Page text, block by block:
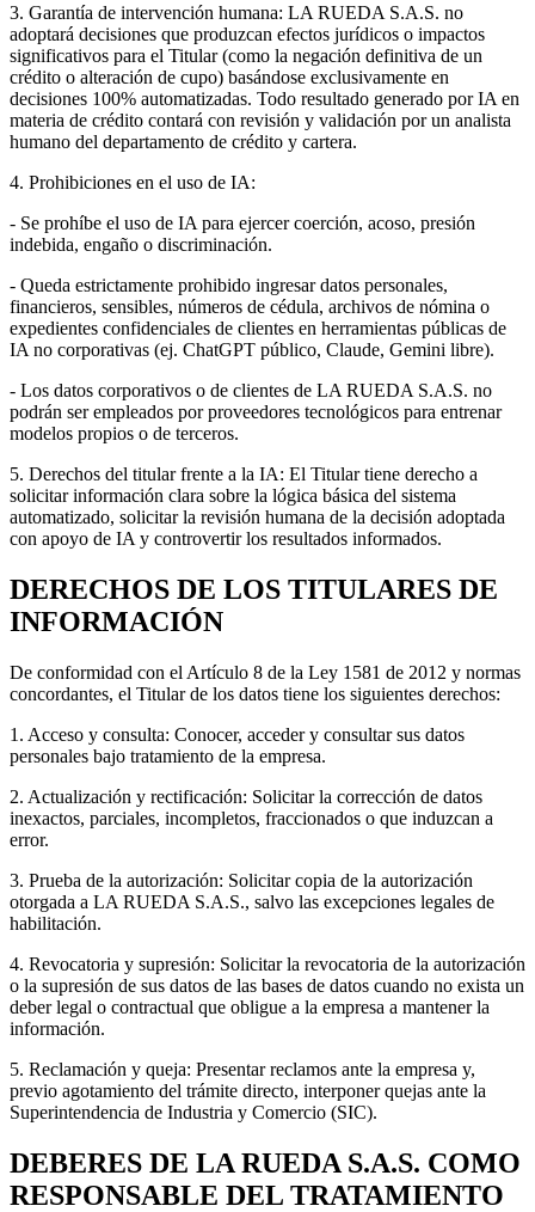
3. Garantía de intervención humana: LA RUEDA S.A.S. no
adoptará decisiones que produzcan efectos jurídicos o impactos
significativos para el Titular (como la negación definitiva de un
crédito o alteración de cupo) basándose exclusivamente en
decisiones 100% automatizadas. Todo resultado generado por IA en
materia de crédito contará con revisión y validación por un analista
humano del departamento de crédito y cartera.
4. Prohibiciones en el uso de IA:
- Se prohíbe el uso de IA para ejercer coerción, acoso, presión
indebida, engaño o discriminación.
- Queda estrictamente prohibido ingresar datos personales,
financieros, sensibles, números de cédula, archivos de nómina o
expedientes confidenciales de clientes en herramientas públicas de
IA no corporativas (ej. ChatGPT público, Claude, Gemini libre).
- Los datos corporativos o de clientes de LA RUEDA S.A.S. no
podrán ser empleados por proveedores tecnológicos para entrenar
modelos propios o de terceros.
5. Derechos del titular frente a la IA: El Titular tiene derecho a
solicitar información clara sobre la lógica básica del sistema
automatizado, solicitar la revisión humana de la decisión adoptada
con apoyo de IA y controvertir los resultados informados.
DERECHOS DE LOS TITULARES DE
INFORMACIÓN
De conformidad con el Artículo 8 de la Ley 1581 de 2012 y normas
concordantes, el Titular de los datos tiene los siguientes derechos:
1. Acceso y consulta: Conocer, acceder y consultar sus datos
personales bajo tratamiento de la empresa.
2. Actualización y rectificación: Solicitar la corrección de datos
inexactos, parciales, incompletos, fraccionados o que induzcan a
error.
3. Prueba de la autorización: Solicitar copia de la autorización
otorgada a LA RUEDA S.A.S., salvo las excepciones legales de
habilitación.
4. Revocatoria y supresión: Solicitar la revocatoria de la autorización
o la supresión de sus datos de las bases de datos cuando no exista un
deber legal o contractual que obligue a la empresa a mantener la
información.
5. Reclamación y queja: Presentar reclamos ante la empresa y,
previo agotamiento del trámite directo, interponer quejas ante la
Superintendencia de Industria y Comercio (SIC).
DEBERES DE LA RUEDA S.A.S. COMO
RESPONSABLE DEL TRATAMIENTO